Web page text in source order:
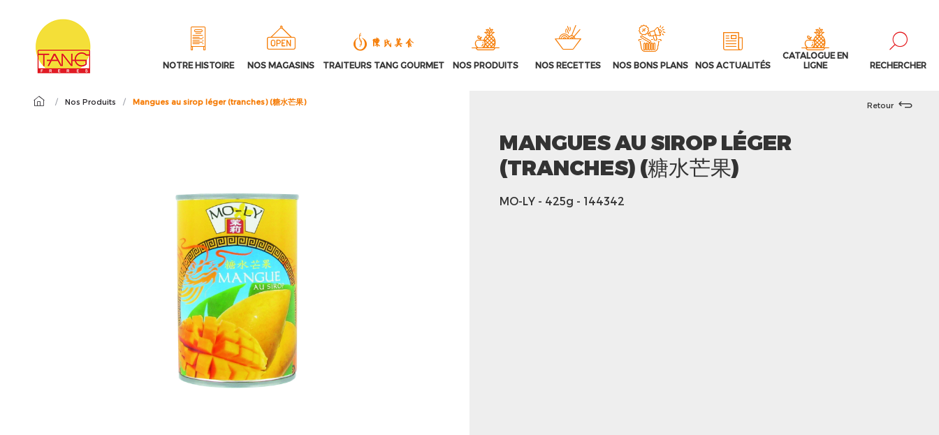
NOTRE HISTOIRE NOS MAGASINS TRAITEURS TANG GOURMET NOS PRODUITS NOS RECETTES NOS BONS PLANS NOS ACTUALITÉS
CATALOGUE EN
LIGNE
RECHERCHER
/ Nos Produits / Mangues au sirop léger (tranches) (糖水芒果) Retour
MANGUES AU SIROP LÉGER
(TRANCHES) (糖水芒果)
MO-LY - 425g - 144342